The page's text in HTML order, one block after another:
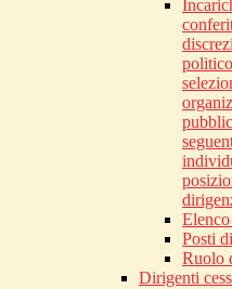
Posti
Ruolo
Dirigenti